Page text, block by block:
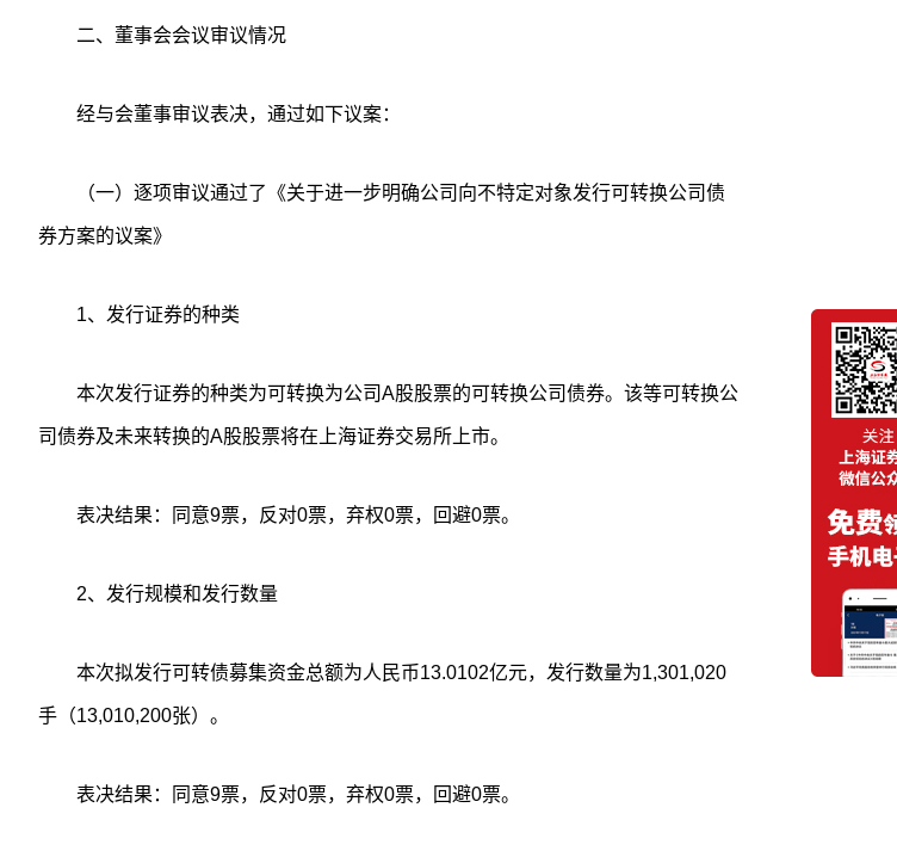
二、董事会会议审议情况
经与会董事审议表决，通过如下议案：
（一）逐项审议通过了《关于进一步明确公司向不特定对象发行可转换公司债
券方案的议案》
1、发行证券的种类
本次发行证券的种类为可转换为公司A股股票的可转换公司债券。该等可转换公
司债券及未来转换的A股股票将在上海证券交易所上市。
表决结果：同意9票，反对0票，弃权0票，回避0票。
2、发行规模和发行数量
本次拟发行可转债募集资金总额为人民币13.0102亿元，发行数量为1,301,020
手（13,010,200张）。
表决结果：同意9票，反对0票，弃权0票，回避0票。